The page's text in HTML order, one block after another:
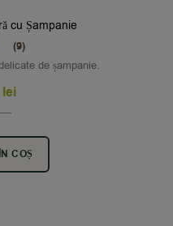
cu Șampanie
(9)
de șampanie.
lei
COȘ